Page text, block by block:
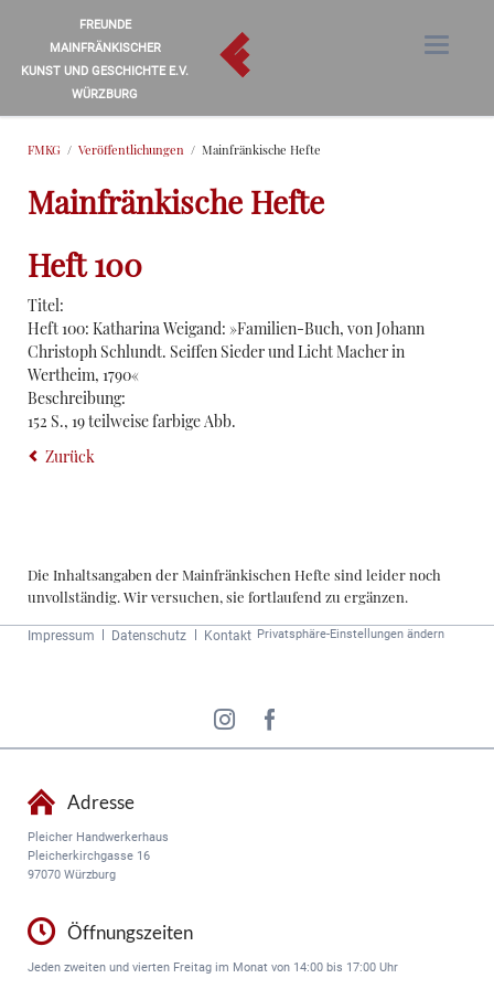
FREUNDE
MAINFRÄNKISCHER
KUNST UND GESCHICHTE E.V.
WÜRZBURG
FMKG Veröffentlichungen Mainfränkische Hefte
Mainfränkische Hefte
Heft 100
Titel:
Heft 100: Katharina Weigand: »Familien-Buch, von Johann
Christoph Schlundt. Seiffen Sieder und Licht Macher in
Wertheim, 1790«
Beschreibung:
152 S., 19 teilweise farbige Abb.
Zurück
Die Inhaltsangaben der Mainfränkischen Hefte sind leider noch
unvollständig. Wir versuchen, sie fortlaufend zu ergänzen.
Navigation
Impressum Datenschutz Kontakt Privatsphäre-Einstellungen ändern
Adresse
Pleicher Handwerkerhaus
Pleicherkirchgasse 16
97070 Würzburg
Öffnungszeiten
Jeden zweiten und vierten Freitag im Monat von 14:00 bis 17:00 Uhr